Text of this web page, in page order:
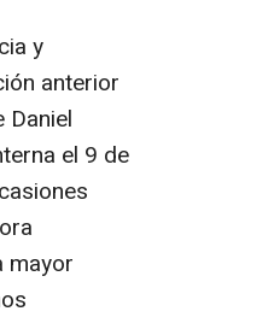
y
anterior
Daniel
el 9 de
mayor